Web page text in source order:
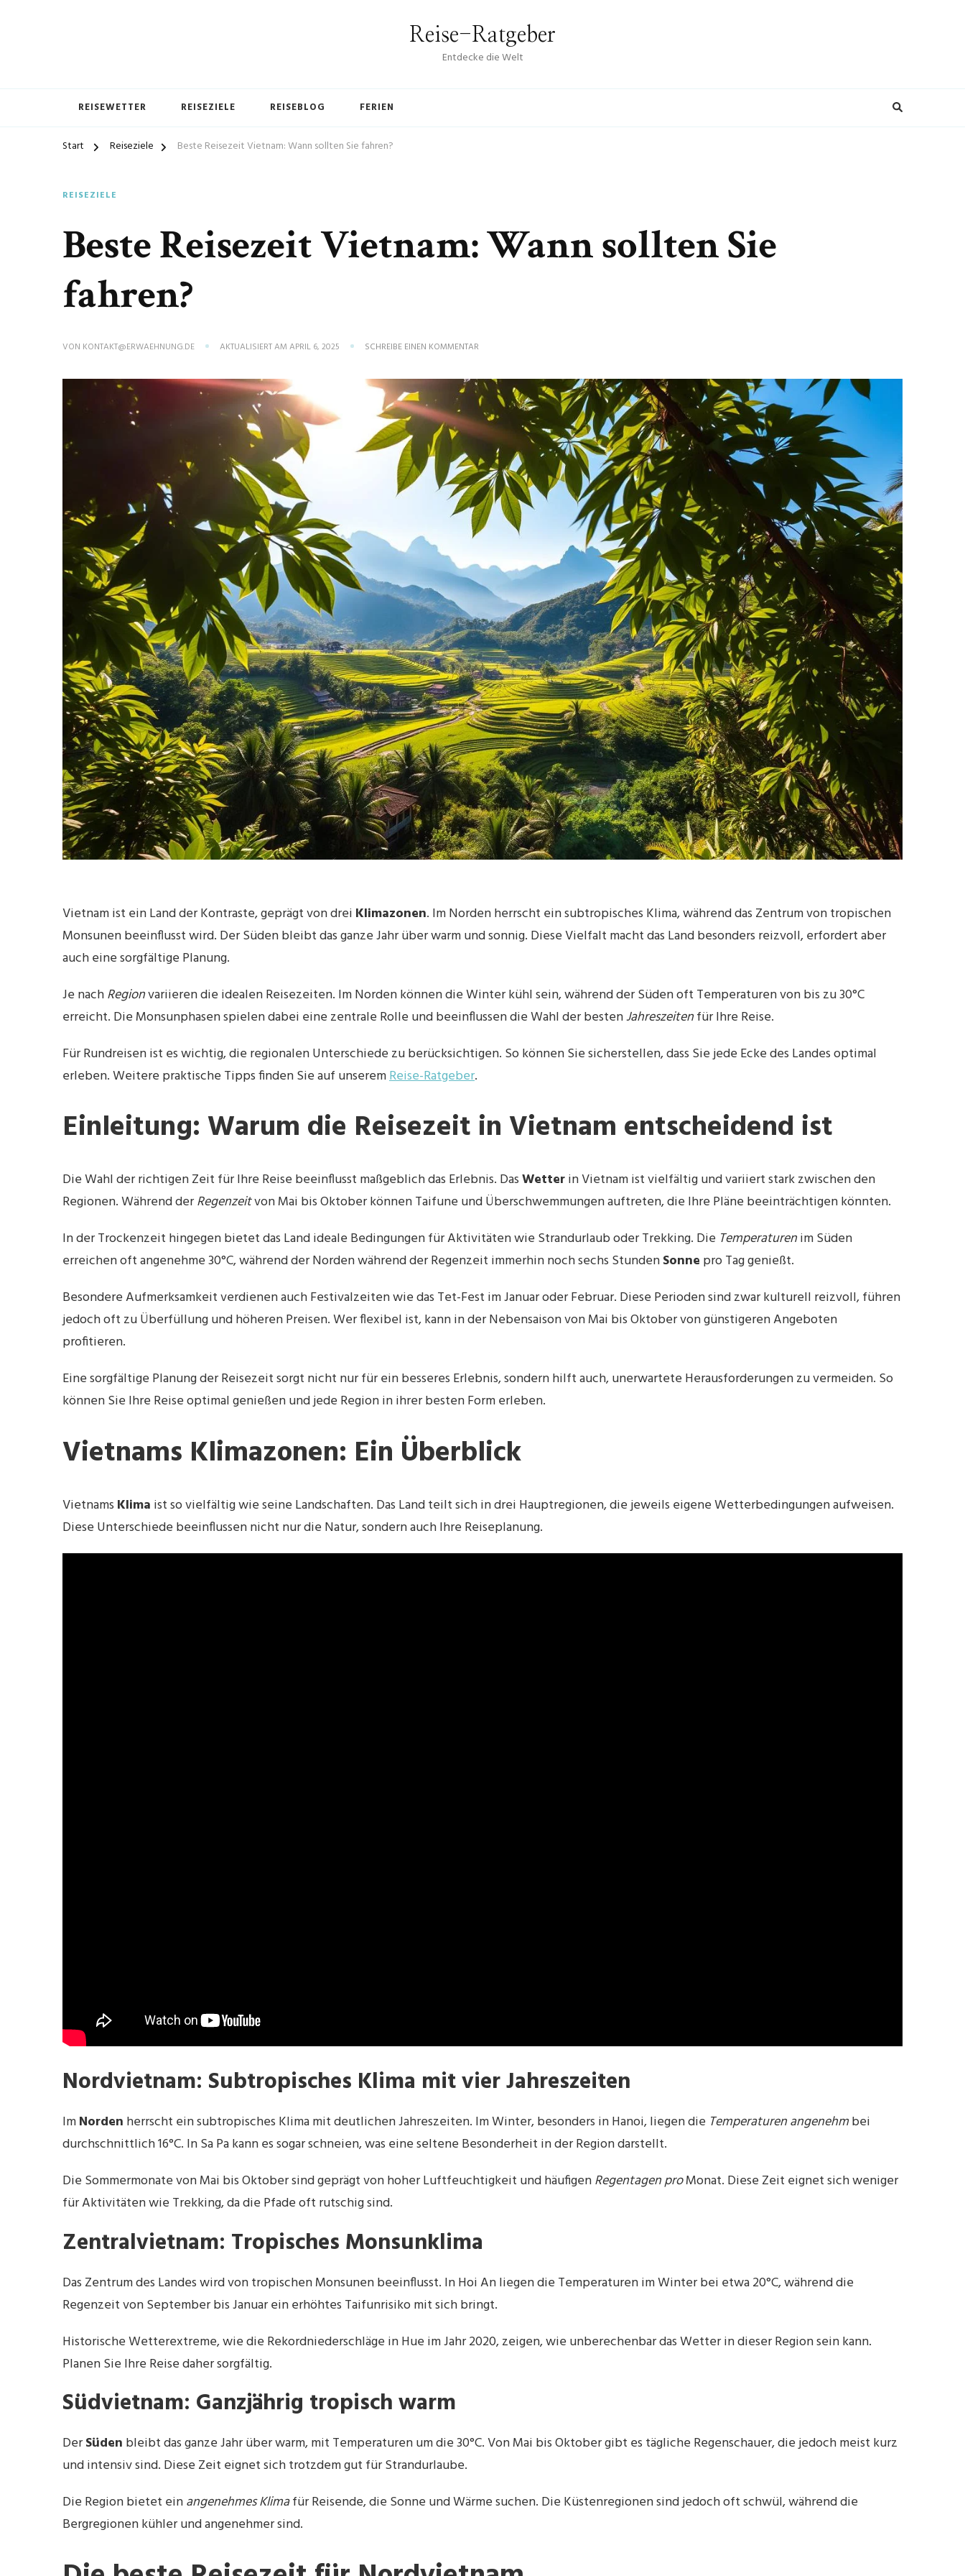
Reise-Ratgeber
Entdecke die Welt
REISEWETTER REISEZIELE REISEBLOG FERIEN
Start Reiseziele Beste Reisezeit Vietnam: Wann sollten Sie fahren?
REISEZIELE
Beste Reisezeit Vietnam: Wann sollten Sie
fahren?
VON KONTAKT@ERWAEHNUNG.DE AKTUALISIERT AM APRIL 6, 2025 SCHREIBE EINEN KOMMENTAR
VIETNAM:
WANN
SOLLTEN
SIE
FAHREN?
Vietnam ist ein Land der Kontraste, geprägt von drei Klimazonen. Im Norden herrscht ein subtropisches Klima, während das Zentrum von tropischen
Monsunen beeinflusst wird. Der Süden bleibt das ganze Jahr über warm und sonnig. Diese Vielfalt macht das Land besonders reizvoll, erfordert aber
auch eine sorgfältige Planung.
Je nachRegionvariieren die idealen Reisezeiten. Im Norden können die Winter kühl sein, während der Süden oft Temperaturen von bis zu 30°C
erreicht. Die Monsunphasen spielen dabei eine zentrale Rolle und beeinflussen die Wahl der bestenJahreszeitenfür Ihre Reise.
Für Rundreisen ist es wichtig, die regionalen Unterschiede zu berücksichtigen. So können Sie sicherstellen, dass Sie jede Ecke des Landes optimal
erleben. Weitere praktische Tipps finden Sie auf unseremReise-Ratgeber.
Einleitung: Warum die Reisezeit in Vietnam entscheidend ist
Die Wahl der richtigen Zeit für Ihre Reise beeinflusst maßgeblich das Erlebnis. DasWetterin Vietnam ist vielfältig und variiert stark zwischen den
Regionen. Während derRegenzeitvon Mai bis Oktober können Taifune und Überschwemmungen auftreten, die Ihre Pläne beeinträchtigen könnten.
In der Trockenzeit hingegen bietet das Land ideale Bedingungen für Aktivitäten wie Strandurlaub oder Trekking. Die Temperaturenim Süden
erreichen oft angenehme 30°C, während der Norden während der Regenzeit immerhin noch sechs StundenSonne pro Tag genießt.
Besondere Aufmerksamkeit verdienen auch Festivalzeiten wie das Tet-Fest im Januar oder Februar. Diese Perioden sind zwar kulturell reizvoll, führen
jedoch oft zu Überfüllung und höheren Preisen. Wer flexibel ist, kann in der Nebensaison von Mai bis Oktober von günstigeren Angeboten
profitieren.
Eine sorgfältige Planung der Reisezeit sorgt nicht nur für ein besseres Erlebnis, sondern hilft auch, unerwartete Herausforderungen zu vermeiden. So
können Sie Ihre Reise optimal genießen und jede Region in ihrer besten Form erleben.
Vietnams Klimazonen: Ein Überblick
Vietnams Klima ist so vielfältig wie seine Landschaften. Das Land teilt sich in drei Hauptregionen, die jeweils eigene Wetterbedingungen aufweisen.
Diese Unterschiede beeinflussen nicht nur die Natur, sondern auch Ihre Reiseplanung.
Nordvietnam: Subtropisches Klima mit vier Jahreszeiten
ImNorden herrscht ein subtropisches Klima mit deutlichen Jahreszeiten. Im Winter, besonders in Hanoi, liegen die Temperaturen angenehmbei
durchschnittlich 16°C. In Sa Pa kann es sogar schneien, was eine seltene Besonderheit in der Region darstellt.
Die Sommermonate von Mai bis Oktober sind geprägt von hoher Luftfeuchtigkeit und häufigenRegentagen proMonat. Diese Zeit eignet sich weniger
für Aktivitäten wie Trekking, da die Pfade oft rutschig sind.
Zentralvietnam: Tropisches Monsunklima
Das Zentrum des Landes wird von tropischen Monsunen beeinflusst. In Hoi An liegen die Temperaturen im Winter bei etwa 20°C, während die
Regenzeit von September bis Januar ein erhöhtes Taifunrisiko mit sich bringt.
Historische Wetterextreme, wie die Rekordniederschläge in Hue im Jahr 2020, zeigen, wie unberechenbar das Wetter in dieser Region sein kann.
Planen Sie Ihre Reise daher sorgfältig.
Südvietnam: Ganzjährig tropisch warm
DerSüden bleibt das ganze Jahr über warm, mit Temperaturen um die 30°C. Von Mai bis Oktober gibt es tägliche Regenschauer, die jedoch meist kurz
und intensiv sind. Diese Zeit eignet sich trotzdem gut für Strandurlaube.
Die Region bietet einangenehmes Klimafür Reisende, die Sonne und Wärme suchen. Die Küstenregionen sind jedoch oft schwül, während die
Bergregionen kühler und angenehmer sind.